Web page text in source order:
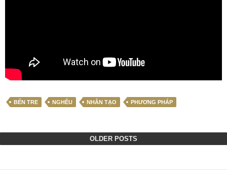
BẾN TRE NGHÊU NHÂN TẠO PHƯƠNG PHÁP
OLDER POSTS